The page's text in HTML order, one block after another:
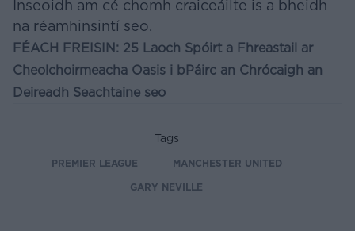
Inseoidh am cé chomh craiceáilte is a bheidh
na réamhinsintí seo.
FÉACH FREISIN: 25 Laoch Spóirt a Fhreastail ar
Cheolchoirmeacha Oasis i bPáirc an Chrócaigh an
Deireadh Seachtaine seo
Tags
PREMIER LEAGUE MANCHESTER UNITED
GARY NEVILLE